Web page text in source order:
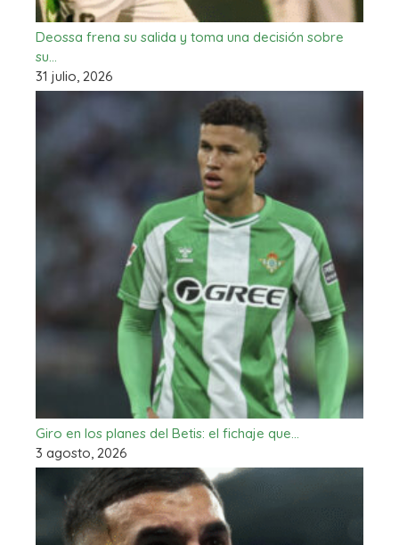
Deossa frena su salida y toma una decisión sobre
su…
31 julio, 2026
Giro en los planes del Betis: el fichaje que…
3 agosto, 2026